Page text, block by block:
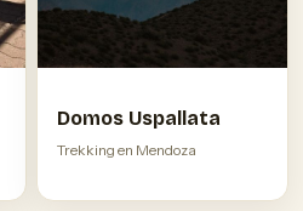
Domos Uspallata
Trekking en Mendoza